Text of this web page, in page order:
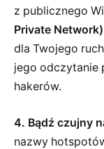
z publicznego
Private Network)
dla Twojego
jego odczytanie
hakerów.
4. Bądź czujny
nazwy